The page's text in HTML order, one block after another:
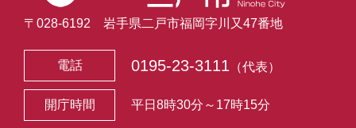
〒028-6192 岩手県二戸市福岡字川又47番地
電話 0195-23-3111 （代表）
開庁時間 平日8時30分～17時15分